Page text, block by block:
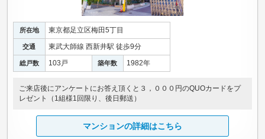
所在地 東京都足立区梅田5丁目
交通 東武大師線 西新井駅 徒歩9分
総戸数 103戸 築年数 1982年
ご来店後にアンケートにお答え頂くと３，０００円のQUOカードをプ
レゼント（1組様1回限り、後日郵送）
マンションの詳細はこちら